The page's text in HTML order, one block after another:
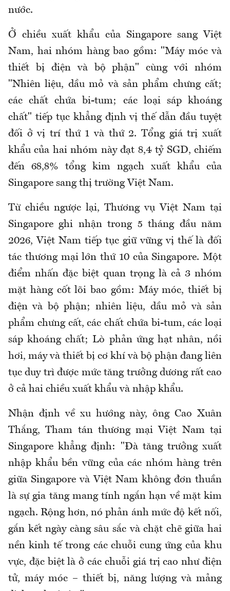
nước.
Ở chiều xuất khẩu của Singapore sang Việt
Nam, hai nhóm hàng bao gồm: "Máy móc và
thiết bị điện và bộ phận" cùng với nhóm
"Nhiên liệu, dầu mỏ và sản phẩm chưng cất;
các chất chứa bi-tum; các loại sáp khoáng
chất" tiếp tục khẳng định vị thế dẫn đầu tuyệt
đối ở vị trí thứ 1 và thứ 2. Tổng giá trị xuất
khẩu của hai nhóm này đạt 8,4 tỷ SGD, chiếm
đến 68,8% tổng kim ngạch xuất khẩu của
Singapore sang thị trường Việt Nam.
Từ chiều ngược lại, Thương vụ Việt Nam tại
Singapore ghi nhận trong 5 tháng đầu năm
2026, Việt Nam tiếp tục giữ vững vị thế là đối
tác thương mại lớn thứ 10 của Singapore. Một
điểm nhấn đặc biệt quan trọng là cả 3 nhóm
mặt hàng cốt lõi bao gồm: Máy móc, thiết bị
điện và bộ phận; nhiên liệu, dầu mỏ và sản
phẩm chưng cất, các chất chứa bi-tum, các loại
sáp khoáng chất; Lò phản ứng hạt nhân, nồi
hơi, máy và thiết bị cơ khí và bộ phận đang liên
tục duy trì được mức tăng trưởng dương rất cao
ở cả hai chiều xuất khẩu và nhập khẩu.
Nhận định về xu hướng này, ông Cao Xuân
Thắng, Tham tán thương mại Việt Nam tại
Singapore khẳng định: "Đà tăng trưởng xuất
nhập khẩu bền vững của các nhóm hàng trên
giữa Singapore và Việt Nam không đơn thuần
là sự gia tăng mang tính ngắn hạn về mặt kim
ngạch. Rộng hơn, nó phản ánh mức độ kết nối,
gắn kết ngày càng sâu sắc và chặt chẽ giữa hai
nền kinh tế trong các chuỗi cung ứng của khu
vực, đặc biệt là ở các chuỗi giá trị cao như điện
tử, máy móc – thiết bị, năng lượng và mảng